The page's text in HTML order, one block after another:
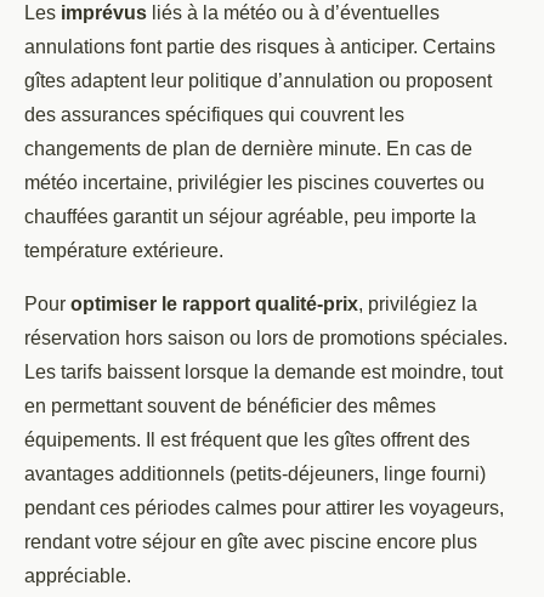
Les imprévus liés à la météo ou à d’éventuelles
annulations font partie des risques à anticiper. Certains
gîtes adaptent leur politique d’annulation ou proposent
des assurances spécifiques qui couvrent les
changements de plan de dernière minute. En cas de
météo incertaine, privilégier les piscines couvertes ou
chauffées garantit un séjour agréable, peu importe la
température extérieure.
Pour optimiser le rapport qualité-prix, privilégiez la
réservation hors saison ou lors de promotions spéciales.
Les tarifs baissent lorsque la demande est moindre, tout
en permettant souvent de bénéficier des mêmes
équipements. Il est fréquent que les gîtes offrent des
avantages additionnels (petits-déjeuners, linge fourni)
pendant ces périodes calmes pour attirer les voyageurs,
rendant votre séjour en gîte avec piscine encore plus
appréciable.